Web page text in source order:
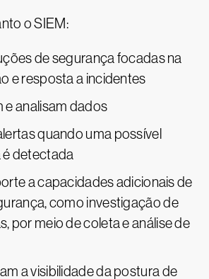
o SIEM:
de segurança focadas na
e resposta a incidentes
e analisam dados
quando uma possível
detectada
a capacidades adicionais de
como investigação de
por meio de coleta e análise de
a visibilidade da postura de